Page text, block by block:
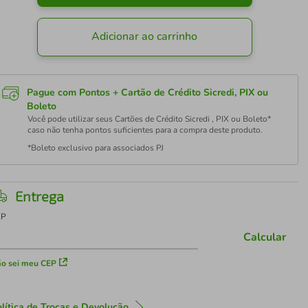
Adicionar ao carrinho
Pague com Pontos + Cartão de Crédito Sicredi, PIX ou
Boleto
Você pode utilizar seus Cartões de Crédito Sicredi , PIX ou Boleto*
caso não tenha pontos suficientes para a compra deste produto.
*Boleto exclusivo para associados PJ
Entrega
sei meu CEP
Calcular